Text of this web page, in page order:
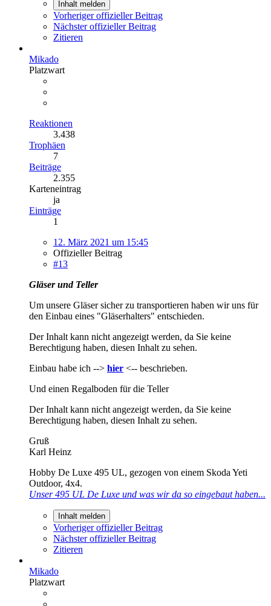
Inhalt melden
Vorheriger offizieller Beitrag
Nächster offizieller Beitrag
Zitieren
Mikado
Platzwart
Reaktionen
3.438
Trophäen
7
Beiträge
2.355
Karteneintrag
ja
Einträge
1
12. März 2021 um 15:45
Offizieller Beitrag
#13
Gläser und Teller
Um unsere Gläser sicher zu transportieren haben wir uns für
den Einbau eines "Gläserhalters" entschieden.
Der Inhalt kann nicht angezeigt werden, da Sie keine
Berechtigung haben, diesen Inhalt zu sehen.
Einbau habe ich --> hier <-- beschrieben.
Und einen Regalboden für die Teller
Der Inhalt kann nicht angezeigt werden, da Sie keine
Berechtigung haben, diesen Inhalt zu sehen.
Gruß
Karl Heinz
Hobby De Luxe 495 UL, gezogen von einem Skoda Yeti
Outdoor, 4x4.
Unser 495 UL De Luxe und was wir da so eingebaut haben...
Inhalt melden
Vorheriger offizieller Beitrag
Nächster offizieller Beitrag
Zitieren
Mikado
Platzwart